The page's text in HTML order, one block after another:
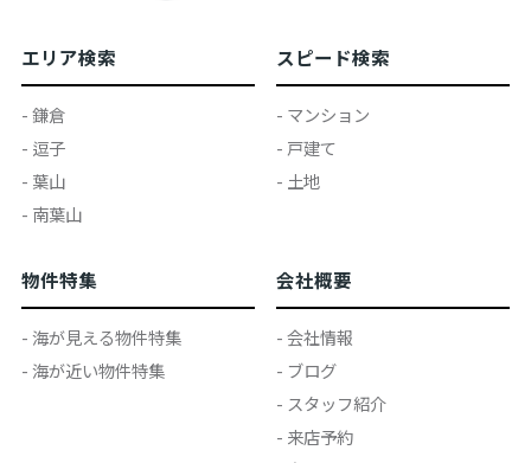
エリア検索
- 鎌倉
- 逗子
- 葉山
- 南葉山
スピード検索
- マンション
- 戸建て
- 土地
物件特集
- 海が見える物件特集
- 海が近い物件特集
会社概要
- 会社情報
- ブログ
- スタッフ紹介
- 来店予約